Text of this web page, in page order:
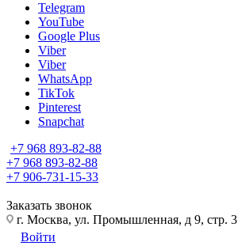
Telegram
YouTube
Google Plus
Viber
Viber
WhatsApp
TikTok
Pinterest
Snapchat
+7 968 893-82-88
+7 968 893-82-88
+7 906-731-15-33
Заказать звонок
г. Москва, ул. Промышленная, д 9, стр. 3
Войти